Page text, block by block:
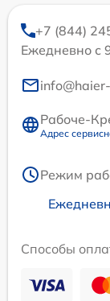
+7 (844)
Ежедневно с
Рабоче-
Адрес
Режим
Способы